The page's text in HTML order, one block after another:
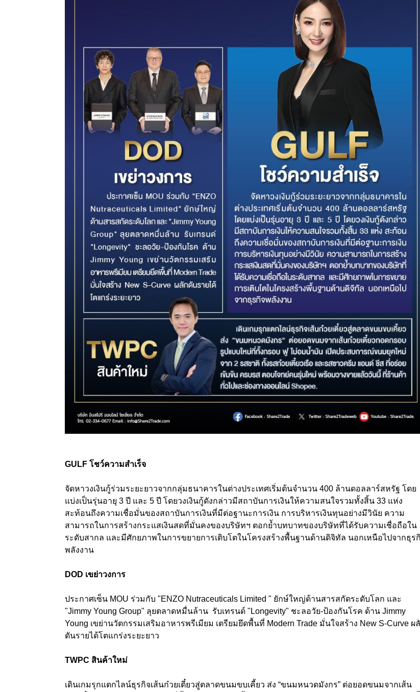
GULF โชว์ความสำเร็จ
จัดหาวงเงินกู้ร่วมระยะยาวจากกลุ่มธนาคารในต่างประเทศเริ่มต้นจำนวน 400 ล้านดอลลาร์สหรัฐ โดย
แบ่งเป็นรุ่นอายุ 3 ปี และ 5 ปี โดยวงเงินกู้ดังกล่าวมีสถาบันการเงินให้ความสนใจรวมทั้งสิ้น 33 แห่ง
สะท้อนถึงความเชื่อมั่นของสถาบันการเงินที่มีต่อฐานะการเงิน การบริหารเงินทุนอย่างมีวินัย ความ
สามารถในการสร้างกระแสเงินสดที่มั่นคงของบริษัทฯ ตอกย้ำบทบาทของบริษัทที่ได้รับความเชื่อถือใน
ระดับสากล และมีศักยภาพในการขยายการเติบโตในโครงสร้างพื้นฐานด้านดิจิทัล นอกเหนือไปจากธุร
พลังงาน
DOD เขย่าวงการ
ประกาศเซ็น MOU ร่วมกับ "ENZO Nutraceuticals Limited " ยักษ์ใหญ่ด้านสารสกัดระดับโลก และ
"Jimmy Young Group" ลุยตลาดหมื่นล้าน รับเทรนด์ "Longevity" ชะลอวัย-ป้องกันโรค ด้าน Jimmy
Young เขย่านวัตกรรมเสริมอาหารพรีเมียม เตรียมยึดพื้นที่ Modern Trade มั่นใจสร้าง New S-Curve ผ
ดันรายได้โตแกร่งระยะยาว
TWPC สินค้าใหม่
เดินเกมรุกแตกไลน์ธุรกิจเส้นก๋วยเตี๋ยวสู่ตลาดขนมขบเคี้ยว ส่ง “ขนมหนวดมังกร” ต่อยอดขนมจากเส้น